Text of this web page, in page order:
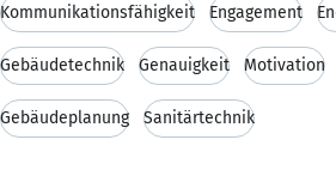
Kommunikationsfähigkeit Engagement
Gebäudetechnik Genauigkeit Motivation
Gebäudeplanung Sanitärtechnik